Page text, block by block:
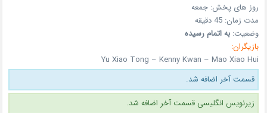
روز های پخش:جمعه
مدت زمان:45 دقیقه
وضعیت:به اتمام رسیده
بازیگران:
Yu Xiao Tong – Kenny Kwan – Mao Xiao Hui
قسمت آخر اضافه شد.
زیرنویس انگلیسی قسمت آخر اضافه شد.